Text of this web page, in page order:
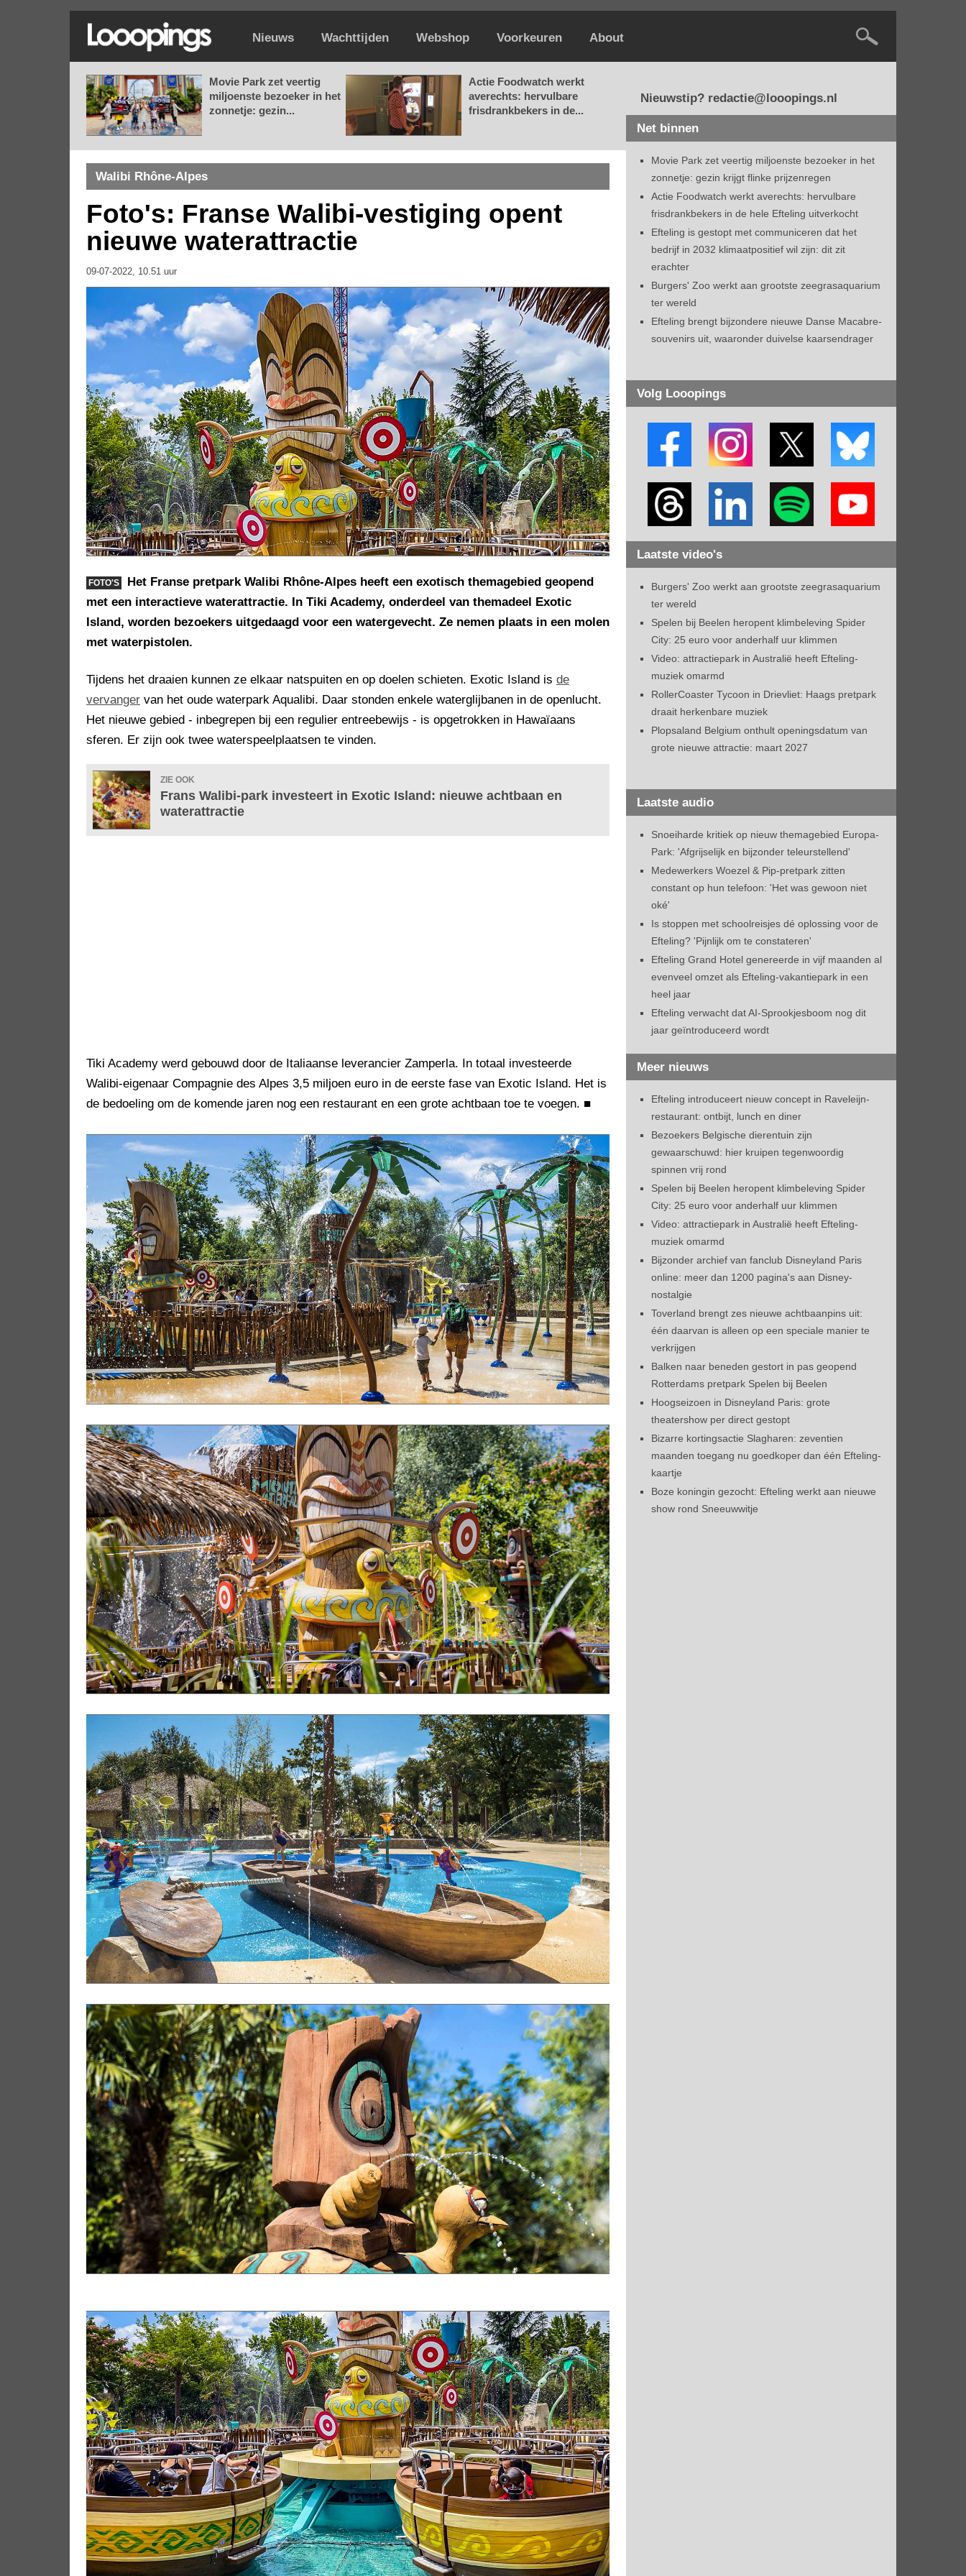
Nieuws Wachttijden Webshop Voorkeuren About
Movie Park zet veertig
miljoenste bezoeker in het
zonnetje: gezin...
Actie Foodwatch werkt
averechts: hervulbare
frisdrankbekers in de...
Walibi Rhône-Alpes
Foto's: Franse Walibi-vestiging opent
nieuwe waterattractie
09-07-2022, 10.51 uur
FOTO'S
Het Franse pretpark Walibi Rhône-Alpes heeft een exotisch themagebied geopend
met een interactieve waterattractie. In Tiki Academy, onderdeel van themadeel Exotic
Island, worden bezoekers uitgedaagd voor een watergevecht. Ze nemen plaats in een molen
met waterpistolen.
Tijdens het draaien kunnen ze elkaar natspuiten en op doelen schieten. Exotic Island is de
vervanger van het oude waterpark Aqualibi. Daar stonden enkele waterglijbanen in de openlucht.
Het nieuwe gebied - inbegrepen bij een regulier entreebewijs - is opgetrokken in Hawaïaans
sferen. Er zijn ook twee waterspeelplaatsen te vinden.
ZIE OOK
Frans Walibi-park investeert in Exotic Island: nieuwe achtbaan en
waterattractie
Tiki Academy werd gebouwd door de Italiaanse leverancier Zamperla. In totaal investeerde
Walibi-eigenaar Compagnie des Alpes 3,5 miljoen euro in de eerste fase van Exotic Island. Het is
de bedoeling om de komende jaren nog een restaurant en een grote achtbaan toe te voegen. ■
Nieuwstip? redactie@looopings.nl
Net binnen
Movie Park zet veertig miljoenste bezoeker in het
zonnetje: gezin krijgt flinke prijzenregen
Actie Foodwatch werkt averechts: hervulbare
frisdrankbekers in de hele Efteling uitverkocht
Efteling is gestopt met communiceren dat het
bedrijf in 2032 klimaatpositief wil zijn: dit zit
erachter
Burgers' Zoo werkt aan grootste zeegrasaquarium
ter wereld
Efteling brengt bijzondere nieuwe Danse Macabre-
souvenirs uit, waaronder duivelse kaarsendrager
Volg Looopings
Laatste video's
Burgers' Zoo werkt aan grootste zeegrasaquarium
ter wereld
Spelen bij Beelen heropent klimbeleving Spider
City: 25 euro voor anderhalf uur klimmen
Video: attractiepark in Australië heeft Efteling-
muziek omarmd
RollerCoaster Tycoon in Drievliet: Haags pretpark
draait herkenbare muziek
Plopsaland Belgium onthult openingsdatum van
grote nieuwe attractie: maart 2027
Laatste audio
Snoeiharde kritiek op nieuw themagebied Europa-
Park: 'Afgrijselijk en bijzonder teleurstellend'
Medewerkers Woezel & Pip-pretpark zitten
constant op hun telefoon: 'Het was gewoon niet
oké'
Is stoppen met schoolreisjes dé oplossing voor de
Efteling? 'Pijnlijk om te constateren'
Efteling Grand Hotel genereerde in vijf maanden al
evenveel omzet als Efteling-vakantiepark in een
heel jaar
Efteling verwacht dat AI-Sprookjesboom nog dit
jaar geïntroduceerd wordt
Meer nieuws
Efteling introduceert nieuw concept in Raveleijn-
restaurant: ontbijt, lunch en diner
Bezoekers Belgische dierentuin zijn
gewaarschuwd: hier kruipen tegenwoordig
spinnen vrij rond
Spelen bij Beelen heropent klimbeleving Spider
City: 25 euro voor anderhalf uur klimmen
Video: attractiepark in Australië heeft Efteling-
muziek omarmd
Bijzonder archief van fanclub Disneyland Paris
online: meer dan 1200 pagina's aan Disney-
nostalgie
Toverland brengt zes nieuwe achtbaanpins uit:
één daarvan is alleen op een speciale manier te
verkrijgen
Balken naar beneden gestort in pas geopend
Rotterdams pretpark Spelen bij Beelen
Hoogseizoen in Disneyland Paris: grote
theatershow per direct gestopt
Bizarre kortingsactie Slagharen: zeventien
maanden toegang nu goedkoper dan één Efteling-
kaartje
Boze koningin gezocht: Efteling werkt aan nieuwe
show rond Sneeuwwitje